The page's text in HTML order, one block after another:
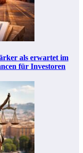
als erwartet im
für Investoren